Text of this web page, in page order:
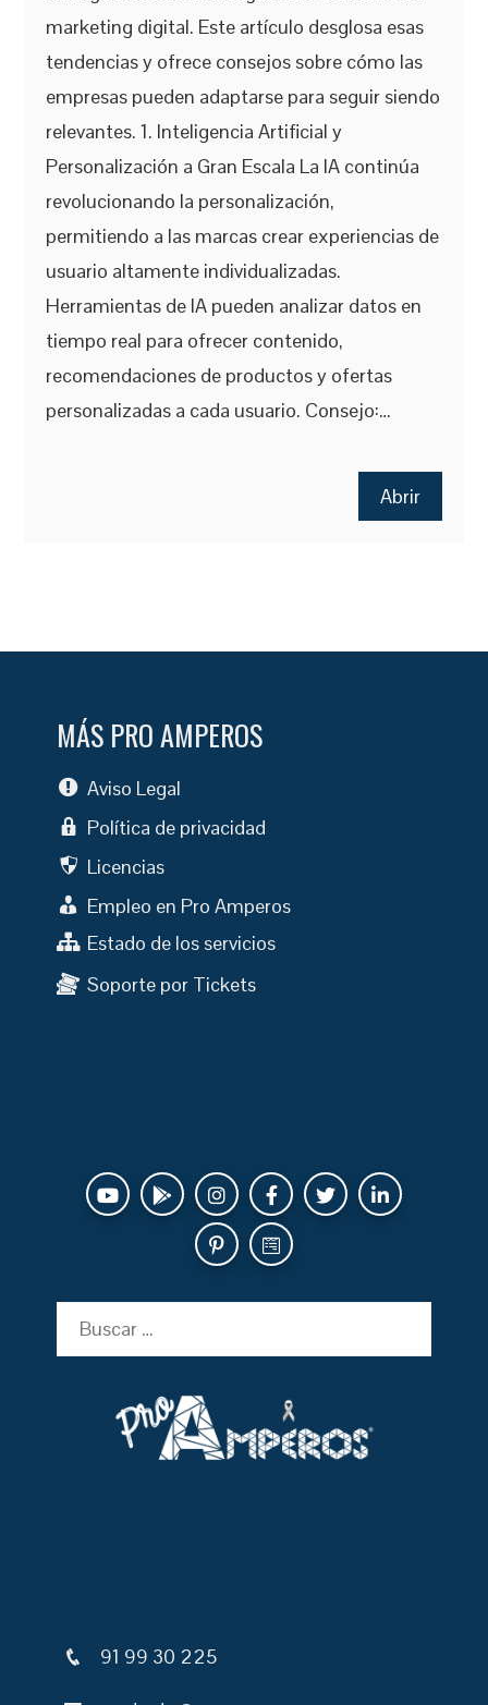
marketing digital. Este artículo desglosa esas
tendencias y ofrece consejos sobre cómo las
empresas pueden adaptarse para seguir siendo
relevantes. 1. Inteligencia Artificial y
Personalización a Gran Escala La IA continúa
revolucionando la personalización,
permitiendo a las marcas crear experiencias de
usuario altamente individualizadas.
Herramientas de IA pueden analizar datos en
tiempo real para ofrecer contenido,
recomendaciones de productos y ofertas
personalizadas a cada usuario. Consejo:…
Abrir
MÁS PRO AMPEROS
Aviso Legal
Política de privacidad
Licencias
Empleo en Pro Amperos
Estado de los servicios
Soporte por Tickets
Buscar:
91 99 30 225